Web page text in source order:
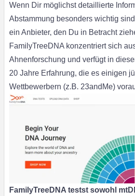
Wenn Dir möglichst detaillierte
Abstammung besonders wichtig
ein Anbieter, den Du in Betracht
FamilyTreeDNA konzentriert sich
Ahnenforschung und verfügt in
20 Jahre Erfahrung, die es einigen
Wettbewerbern (z.B. 23andMe)
FamilyTreeDNA testst sowohl